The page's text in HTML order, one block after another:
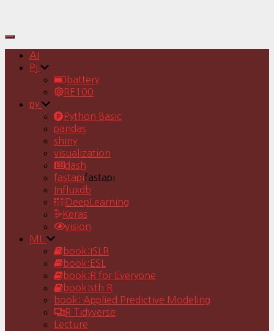
Toggle
Navigation
AI
Pj
battery
RE100
py
Python Basic
pandas
shiny
visualization
dash
fastapifastapi
Influxdb
DeepLearning
Keras
vision
ML
book:ISLR
book:ESL
book:R for Everyone
book:sth R
book: Applied Predictive Modeling
R Tidyverse
Lecture